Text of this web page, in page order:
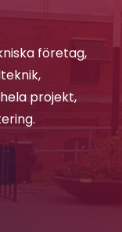
företag,
projekt,